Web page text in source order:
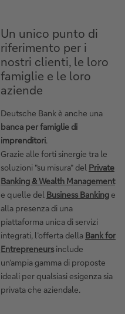
Un unico punto di
riferimento per i
nostri clienti, le loro
famiglie e le loro
aziende
Deutsche Bank è anche una
banca per famiglie di
imprenditori.
Grazie alle forti sinergie tra le
soluzioni "su misura" del Private
Banking & Wealth Management
e quelle del Business Bankinge
alla presenza di una
piattaforma unica di servizi
integrati, l’offerta della Bank for
Entrepreneurs include
un’ampia gamma di proposte
ideali per qualsiasi esigenza sia
privata che aziendale.